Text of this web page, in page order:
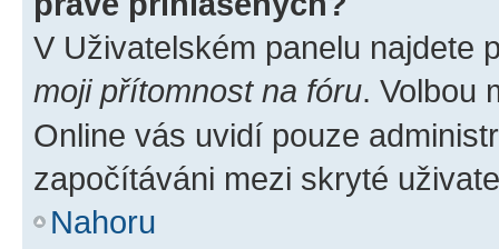
V Uživatelském panelu najdete
moji přítomnost na fóru. Volbou
Online vás uvidí pouze
započítáváni mezi skryté
Nahoru